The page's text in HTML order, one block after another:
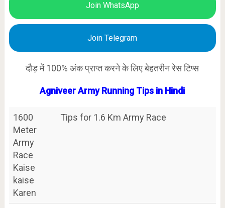
Join WhatsApp
Join Telegram
दौड़ में 100% अंक प्राप्त करने के लिए बेहतरीन रेस टिप्स
Agniveer Army Running Tips in Hindi
1600
Meter
Army
Race
Kaise
kaise
Karen
Tips for 1.6 Km Army Race